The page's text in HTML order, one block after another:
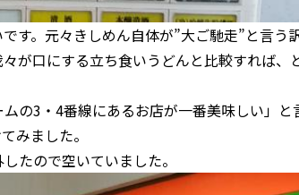
す。元々きしめん自体が”大ご馳走”と言う
が口にする立ち食いうどんと比較すれば、
の3・4番線にあるお店が一番美味しい」と
みました。
たので空いていました。